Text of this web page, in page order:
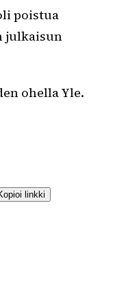
poistua
julkaisun
ohella Yle.
linkki